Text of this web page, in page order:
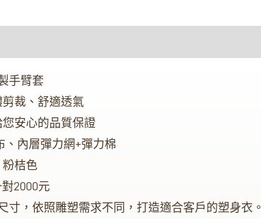
手臂套
裁、舒適透氣
安心的品質保證
內層彈力網+彈力棉
粉桔色
2000元
，依照雕塑需求不同，打造適合客戶的塑身衣。